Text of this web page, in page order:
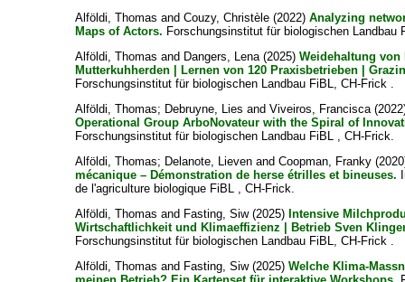
Alföldi, Thomas andCouzy, Christèle (2022)Analyzing
Maps of Actors. Forschungsinstitut für biologischen Landbau
Alföldi, Thomas and Dangers, Lena(2025)Weidehaltung von
Mutterkuhherden | Lernen von 120 Praxisbetrieben |
Forschungsinstitut für biologischen Landbau FiBL, CH-Frick .
Alföldi, Thomas; Debruyne, Lies andViveiros, Francisca
Operational Group ArboNovateur with the Spiral of
Forschungsinstitut für biologischen Landbau FiBL , CH-Frick.
Alföldi, Thomas; Delanote, Lieven andCoopman, Franky
mécanique – Démonstration de herse étrilles et bineuses.
de l'agriculture biologique FiBL , CH-Frick.
Alföldi, Thomas and Fasting, Siw(2025) Intensive
Wirtschaftlichkeit und Klimaeffizienz | Betrieb Sven
Forschungsinstitut für biologischen Landbau FiBL, CH-Frick .
Alföldi, Thomas and Fasting, Siw(2025)Welche Klima-